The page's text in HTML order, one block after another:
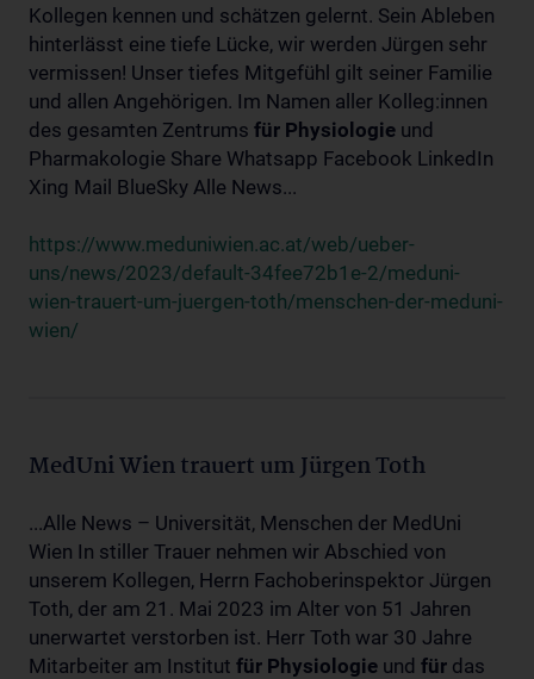
Kollegen kennen und schätzen gelernt. Sein Ableben
hinterlässt eine tiefe Lücke, wir werden Jürgen sehr
vermissen! Unser tiefes Mitgefühl gilt seiner Familie
und allen Angehörigen. Im Namen aller Kolleg:innen
des gesamten Zentrums für Physiologie und
Pharmakologie Share Whatsapp Facebook LinkedIn
Xing Mail BlueSky Alle News...
https://www.meduniwien.ac.at/web/ueber-
uns/news/2023/default-34fee72b1e-2/meduni-
wien-trauert-um-juergen-toth/menschen-der-meduni-
wien/
MedUni Wien trauert um Jürgen Toth
...Alle News – Universität, Menschen der MedUni
Wien In stiller Trauer nehmen wir Abschied von
unserem Kollegen, Herrn Fachoberinspektor Jürgen
Toth, der am 21. Mai 2023 im Alter von 51 Jahren
unerwartet verstorben ist. Herr Toth war 30 Jahre
Mitarbeiter am Institut für Physiologie und für das